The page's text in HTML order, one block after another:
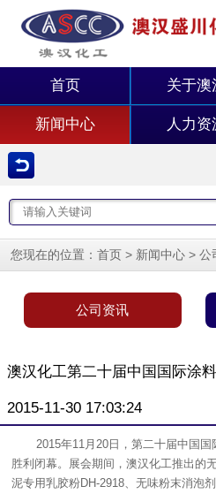
首页 关于澳
新闻中心 人力资
您现在的位置： 首页 > 新闻中心 > 公
公司资讯
澳汉化工第二十届中国国际涂
2015-11-30 17:03:24
2015年11月20日，第二十届中国国
胜利闭幕。展会期间，澳汉化工推出的
泥专用乳胶粉DH-2918、无味粉末消泡